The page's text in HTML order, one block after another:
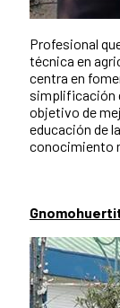
Profesional
técnica en
centra en
simplificación
objetivo de
educación de
conocimiento